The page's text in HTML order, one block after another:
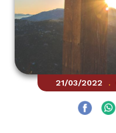
21/03/2022 .